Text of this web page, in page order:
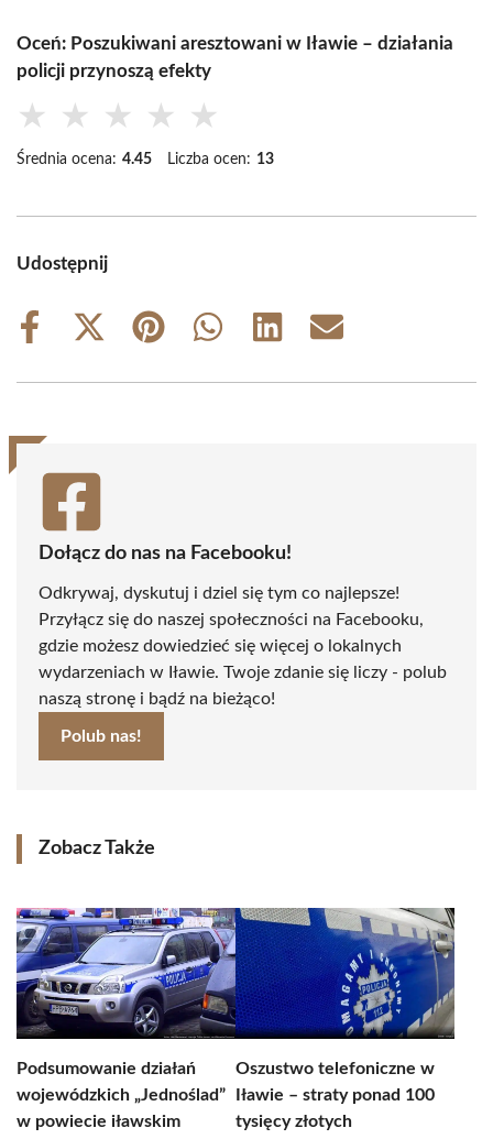
Oceń: Poszukiwani aresztowani w Iławie – działania
policji przynoszą efekty
★ ★ ★ ★ ★
Średnia ocena: 4.45 Liczba ocen: 13
Udostępnij
Share
Share
(Twitter)
Share
Share
Share
Share
Dołącz do nas na Facebooku!
Odkrywaj, dyskutuj i dziel się tym co najlepsze!
Przyłącz się do naszej społeczności na Facebooku,
gdzie możesz dowiedzieć się więcej o lokalnych
wydarzeniach w Iławie. Twoje zdanie się liczy - polub
naszą stronę i bądź na bieżąco!
Polub nas!
Zobacz Także
Podsumowanie działań
wojewódzkich „Jednoślad”
w powiecie iławskim
Oszustwo telefoniczne w
Iławie – straty ponad 100
tysięcy złotych